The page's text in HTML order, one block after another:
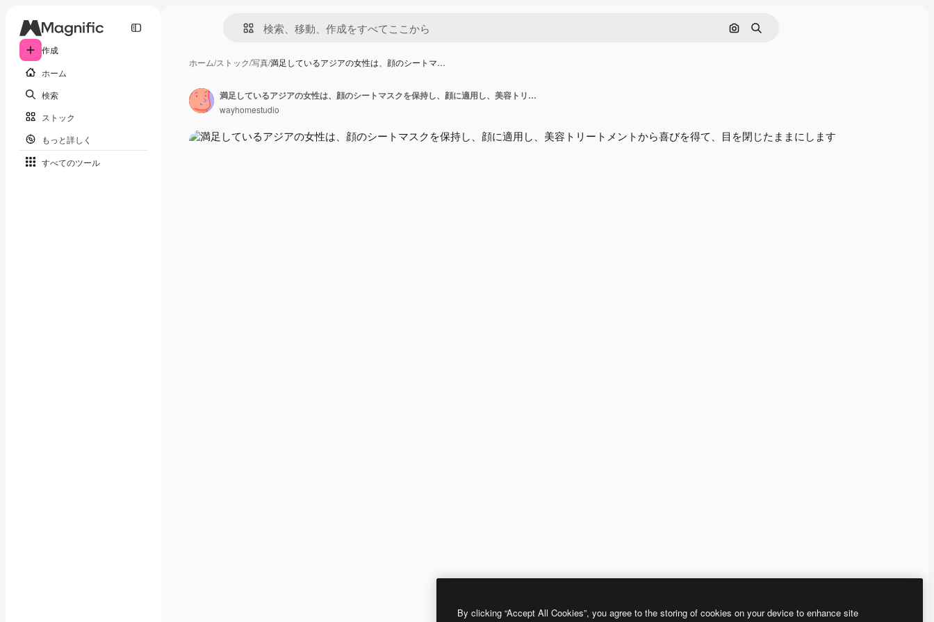
作成
ホーム
検索
ストック
もっと詳しく
すべてのツール
画像で検索
検索
ホーム/ストック/写真/満足しているアジアの女性は、顔のシートマ…
満足しているアジアの女性は、顔のシートマスクを保持し、顔に適用し、美容トリートメントから喜びを得て、目を閉じたままにします
wayhomestudio
By clicking “Accept All Cookies”, you agree to the storing of cookies on your device to enhance site